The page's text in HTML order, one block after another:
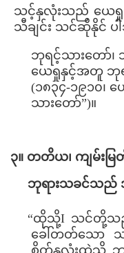
သင့်နှလုံးသည် ယေ
သီချင်း သင်ဆိုနိုင် ပ
ဘုရင့်သားတော်၊
ယေရှုနှင့်အတူ ဘုရ
(၁၈၃၄-၁၉၁၀
သားတော်”)။
၃။ တတိယ၊ ကျမ်းမ
ဘုရားသခင်သည်
“ထိုသို့I သင်တို့သည်
ခေါ်တတ်သော
စိတ်နှလုံးထဲသို့ ဘု